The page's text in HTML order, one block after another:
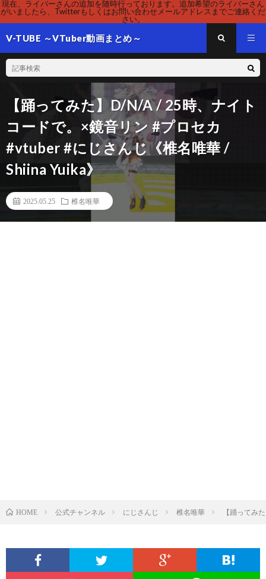
現在、ライバーさんの追加を随時行っております。追加希望のライバーさん
がいましたら、Twitterもしくはお問い合わせメールアドレスまでご連絡くだ
さい。
V-TUBE ～VTuber動画まとめ～
【踊ってみた】D/N/A / 25時、ナイト
コードで。×鏡音リン #プロセカ
#vtuber #にじさんじ《椎名唯華 /
Shiina Yuika》
2025.05.25 椎名唯華
HOME 公式チャンネル にじさんじ 椎名唯華 【踊ってみ